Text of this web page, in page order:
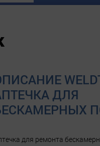
ДЛЯ
для ремонта